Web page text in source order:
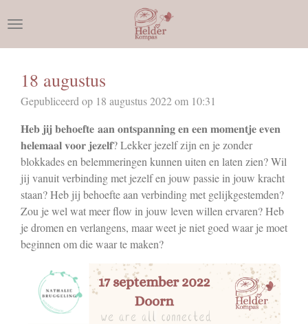
direct
naar
hoofdinhoud
18 augustus
Gepubliceerd op 18 augustus 2022 om 10:31
𝐇𝐞𝐛 𝐣𝐢𝐣 𝐛𝐞𝐡𝐨𝐞𝐟𝐭𝐞 𝐚𝐚𝐧 𝐨𝐧𝐭𝐬𝐩𝐚𝐧𝐧𝐢𝐧𝐠 𝐞𝐧 𝐞𝐞𝐧 𝐦𝐨𝐦𝐞𝐧𝐭𝐣𝐞 𝐞𝐯𝐞𝐧
𝐡𝐞𝐥𝐞𝐦𝐚𝐚𝐥 𝐯𝐨𝐨𝐫 𝐣𝐞𝐳𝐞𝐥𝐟? Lekker jezelf zijn en je zonder
blokkades en belemmeringen kunnen uiten en laten zien? Wil
jij vanuit verbinding met jezelf en jouw passie in jouw kracht
staan? Heb jij behoefte aan verbinding met gelijkgestemden?
Zou je wel wat meer flow in jouw leven willen ervaren? Heb
je dromen en verlangens, maar weet je niet goed waar je moet
beginnen om die waar te maken?